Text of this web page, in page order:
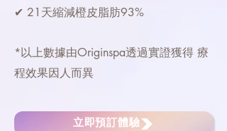
✔ 21天縮減橙皮脂肪93%
*以上數據由Originspa透過實證獲得 療
程效果因人而異
立即預訂體驗